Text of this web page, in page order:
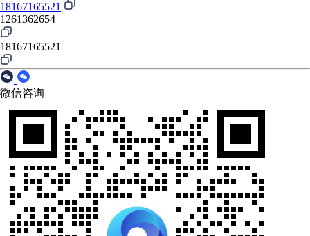
18167165521
1261362654
18167165521
微信咨询